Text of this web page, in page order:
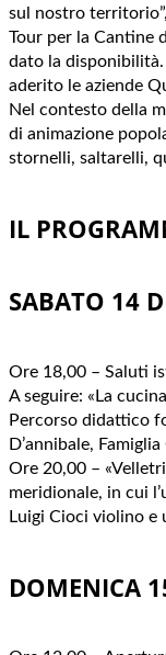
sul nostro
Tour per la Cantine
dato la
aderito le aziende
Nel contesto della
di animazione
stornelli, saltarelli,
IL
SABATO 14
Ore 18,00 – Saluti
A seguire: «La
Percorso didattico
D’annibale,
Ore 20,00 –
meridionale, in cui
Luigi Cioci violino e
DOMENICA